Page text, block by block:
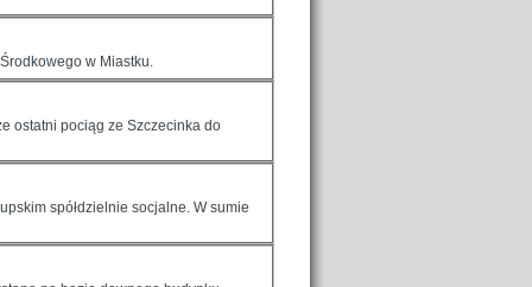
w Miastku.
ostatni pociąg ze Szczecinka do
spółdzielnie socjalne. W sumie